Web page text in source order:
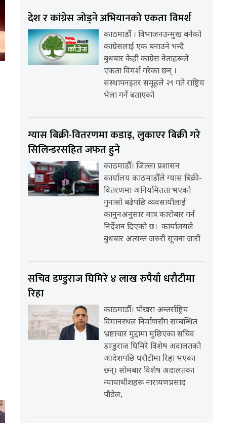
देश र कांग्रेस जोड्ने अभियानको एकता विमर्श
काठमाडौँ । विभाजनउन्मुख बनेको
कांग्रेसलाई एक बनाउने भन्दै
बुधबार केही कांग्रेस नेताहरूले
एकता विमर्श गरेका छन् ।
संस्थापनइतर समूहले २९ गते राष्ट्रिय
भेला गर्ने बताएको
ग्यास बिक्री-वितरणमा कडाइ, लुकाएर बिक्री गरे
सिलिन्डरसहित जफत हुने
काठमाडौँ। जिल्ला प्रशासन
कार्यालय काठमाडौँले ग्यास बिक्री-
वितरणमा अनियमितता भएको
गुनासो बढेपछि व्यवसायीलाई
कानुनअनुसार मात्र कारोबार गर्न
निर्देशन दिएको छ। कार्यालयले
बुधबार अत्यन्त जरुरी सूचना जारी
सचिव डण्डुराज घिमिरे ४ लाख रुपैयाँ धरौटीमा
रिहा
काठमाडौँ। पोखरा अन्तर्राष्ट्रिय
विमानस्थल निर्माणसँग सम्बन्धित
भ्रष्टाचार मुद्दामा मुछिएका सचिव
डण्डुराज घिमिरे विशेष अदालतको
आदेशपछि धरौटीमा रिहा भएका
छन्। सोमबार विशेष अदालतका
न्यायाधीशहरू नारायणप्रसाद
पौडेल,